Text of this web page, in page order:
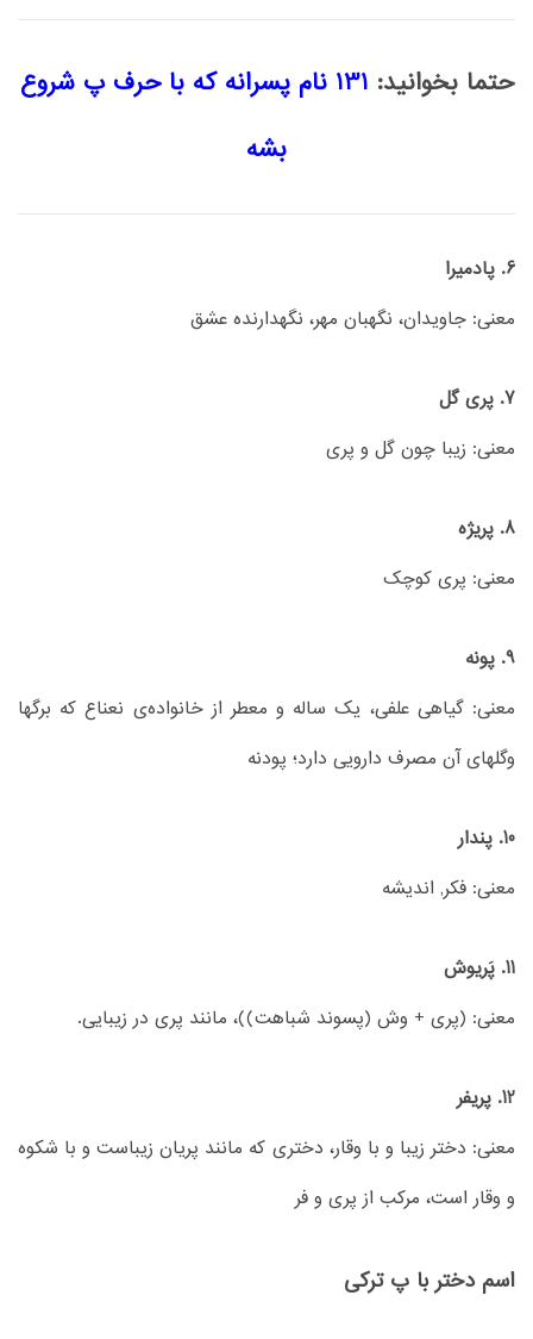
حتما بخوانید:
131 نام پسرانه که با حرف پ شروع
بشه
6. پادمیرا
معنی: جاویدان، نگهبان مهر، نگهدارنده عشق
7. پری گل
معنی: زیبا چون گل و پری
8. پریژه
معنی: پری کوچک
9. پونه
معنی: گیاهی علفی، یک ساله و معطر از خانواده‌ی نعناع که برگها
وگلهای آن مصرف دارویی دارد؛ پودنه
10. پندار
معنی: فکر, اندیشه
11. پَریوش
معنی: (پری + وش (پسوند شباهت))، مانند پری در زیبایی.
12. پریفر
معنی: دختر زیبا و با وقار، دختری که مانند پریان زیباست و با شکوه
و وقار است، مرکب از پری و فر
اسم دختر با پ ترکی